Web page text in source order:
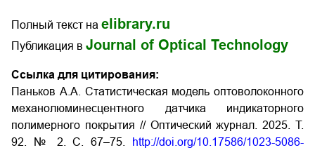
Полный текст на elibrary.ru
Публикация в Journal of Optical Technology
Ссылка для цитирования:
Паньков А.А. Статистическая модель оптоволоконного
механолюминесцентного датчика индикаторного
полимерного покрытия // Оптический журнал. 2025. Т.
92. № 2. С. 67–75.
http://doi.org/10.17586/1023-5086-